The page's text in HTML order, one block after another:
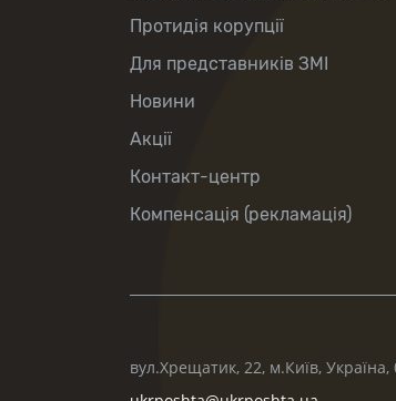
Протидія корупції
Для представників ЗМІ
Новини
Акції
Контакт-центр
Компенсація (рекламація)
вул.Хрещатик, 22, м.Київ, Україна,